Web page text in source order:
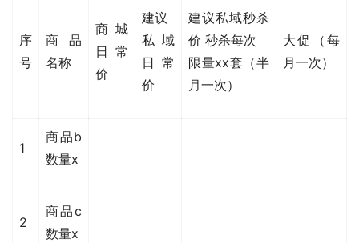
序
号
商品
名称
商城
日常
价
建议
私域
日常
价
建议私域秒杀
价 秒杀每次
限量xx套（半
月一次）
大促（每
月一次）
1
商品b
数量x
2
商品c
数量x